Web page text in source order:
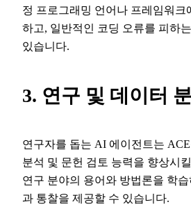
정 프로그래밍 언어나 프레임워크
하고, 일반적인 코딩 오류를 피하
있습니다.
3. 연구 및 데이터
연구자를 돕는 AI 에이전트는
분석 및 문헌 검토 능력을 향상시
연구 분야의 용어와 방법론을 학
과 통찰을 제공할 수 있습니다.